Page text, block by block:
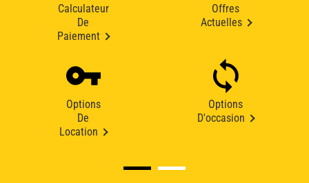
Calculateur
De
Paiement
Offres
Actuelles
Options
De
Location
Options
D'occasion